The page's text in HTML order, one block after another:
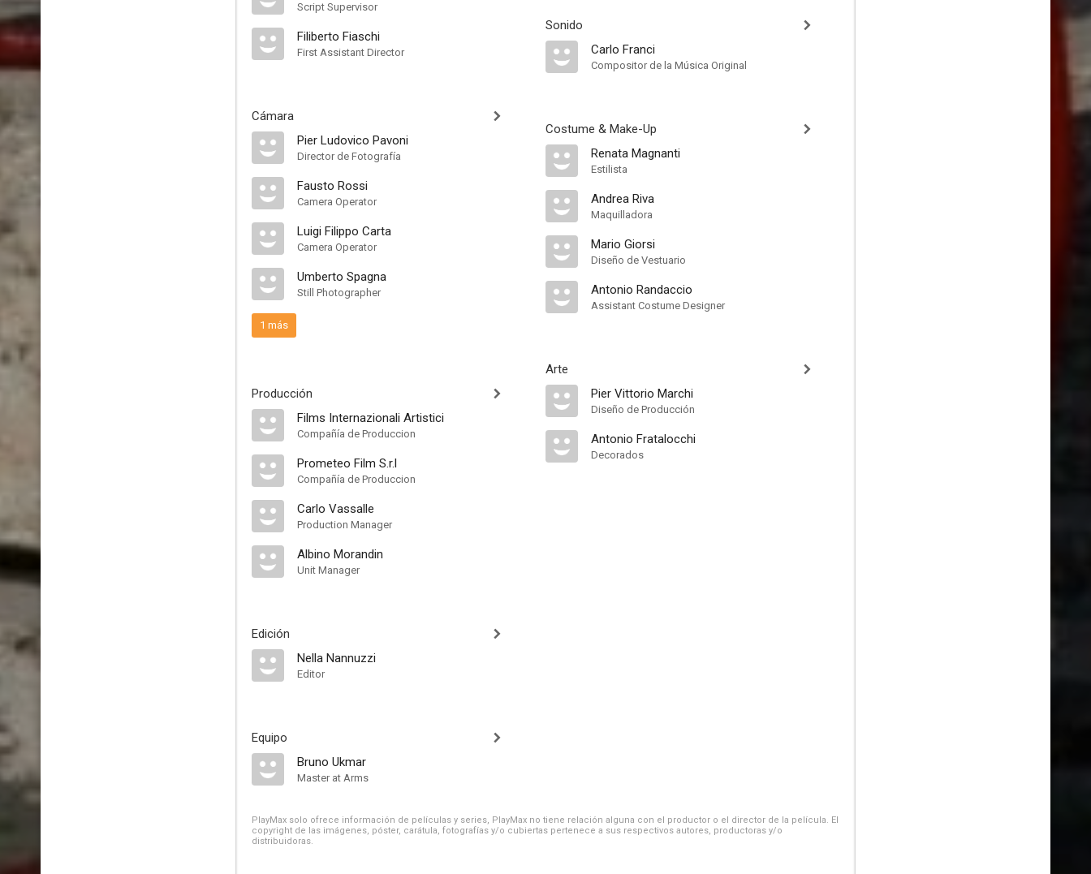
Script Supervisor
Filiberto Fiaschi
First Assistant Director
Cámara
Pier Ludovico Pavoni
Director de Fotografía
Fausto Rossi
Camera Operator
Luigi Filippo Carta
Camera Operator
Umberto Spagna
Still Photographer
1 más
Producción
Films Internazionali Artistici
Compañía de Produccion
Prometeo Film S.r.l
Compañía de Produccion
Carlo Vassalle
Production Manager
Albino Morandin
Unit Manager
Edición
Nella Nannuzzi
Editor
Equipo
Bruno Ukmar
Master at Arms
Sonido
Carlo Franci
Compositor de la Música Original
Costume & Make-Up
Renata Magnanti
Estilista
Andrea Riva
Maquilladora
Mario Giorsi
Diseño de Vestuario
Antonio Randaccio
Assistant Costume Designer
Arte
Pier Vittorio Marchi
Diseño de Producción
Antonio Fratalocchi
Decorados
PlayMax solo ofrece información de películas y series, PlayMax no tiene relación alguna con el productor o el director de la película. El
copyright de las imágenes, póster, carátula, fotografías y/o cubiertas pertenece a sus respectivos autores, productoras y/o
distribuidoras.